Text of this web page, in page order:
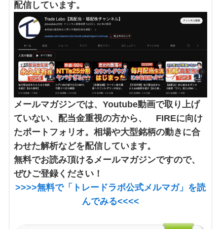
配信しています。
メールマガジンでは、Youtube動画で取り上げ
ていない、配当金重視の方から、 FIREに向け
たポートフォリオ。相場や大型銘柄の動きに合
わせた解析などを配信しています。
無料でお読み頂けるメールマガジンですので、
ぜひご登録ください！
>>>>無料で「トレードラボ公式メルマガ」 を読
んでみる<<<<